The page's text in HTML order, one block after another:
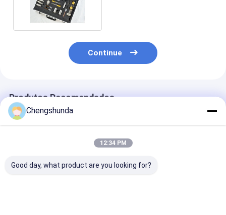
Continue
Produtos Recomendados
Chengshunda
12:34 PM
Good day, what product are you looking for?